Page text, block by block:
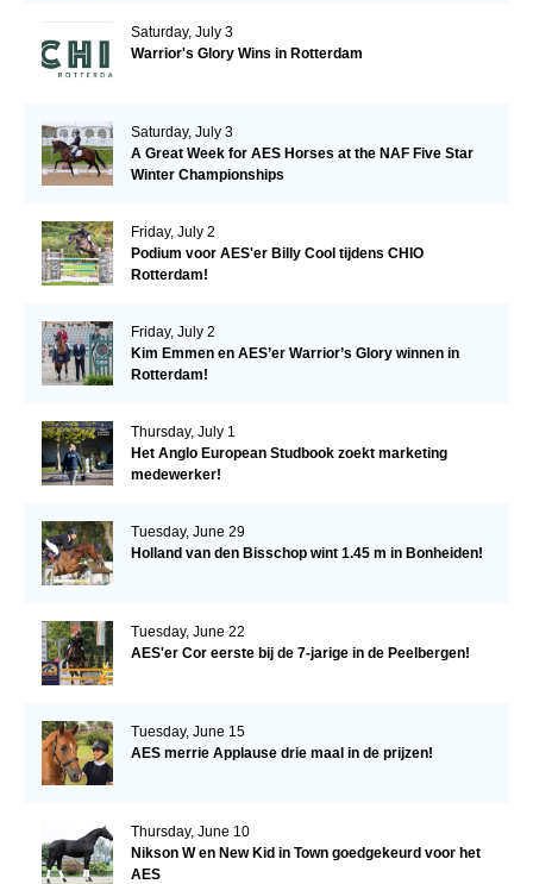
Saturday, July 3
Warrior's Glory Wins in Rotterdam
Saturday, July 3
A Great Week for AES Horses at the NAF Five Star
Winter Championships
Friday, July 2
Podium voor AES'er Billy Cool tijdens CHIO
Rotterdam!
Friday, July 2
Kim Emmen en AES’er Warrior’s Glory winnen in
Rotterdam!
Thursday, July 1
Het Anglo European Studbook zoekt marketing
medewerker!
Tuesday, June 29
Holland van den Bisschop wint 1.45 m in Bonheiden!
Tuesday, June 22
AES'er Cor eerste bij de 7-jarige in de Peelbergen!
Tuesday, June 15
AES merrie Applause drie maal in de prijzen!
Thursday, June 10
Nikson W en New Kid in Town goedgekeurd voor het
AES